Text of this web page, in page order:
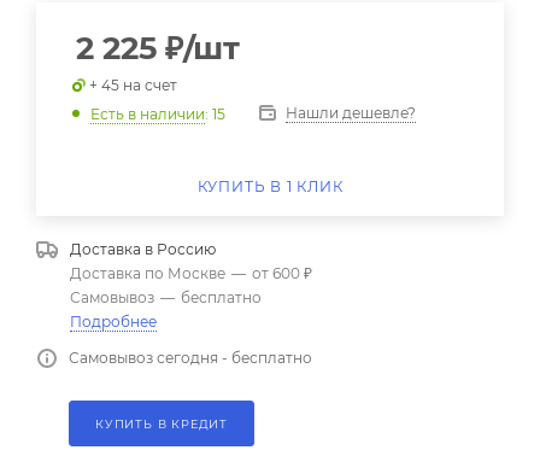
2 225 ₽/шт
+ 45 на счет
Есть в наличии: 15 Нашли дешевле?
КУПИТЬ В 1 КЛИК
Доставка в Россию
Доставка по Москве — от 600 ₽
Самовывоз — бесплатно
Подробнее
Самовывоз сегодня - бесплатно
КУПИТЬ В КРЕДИТ